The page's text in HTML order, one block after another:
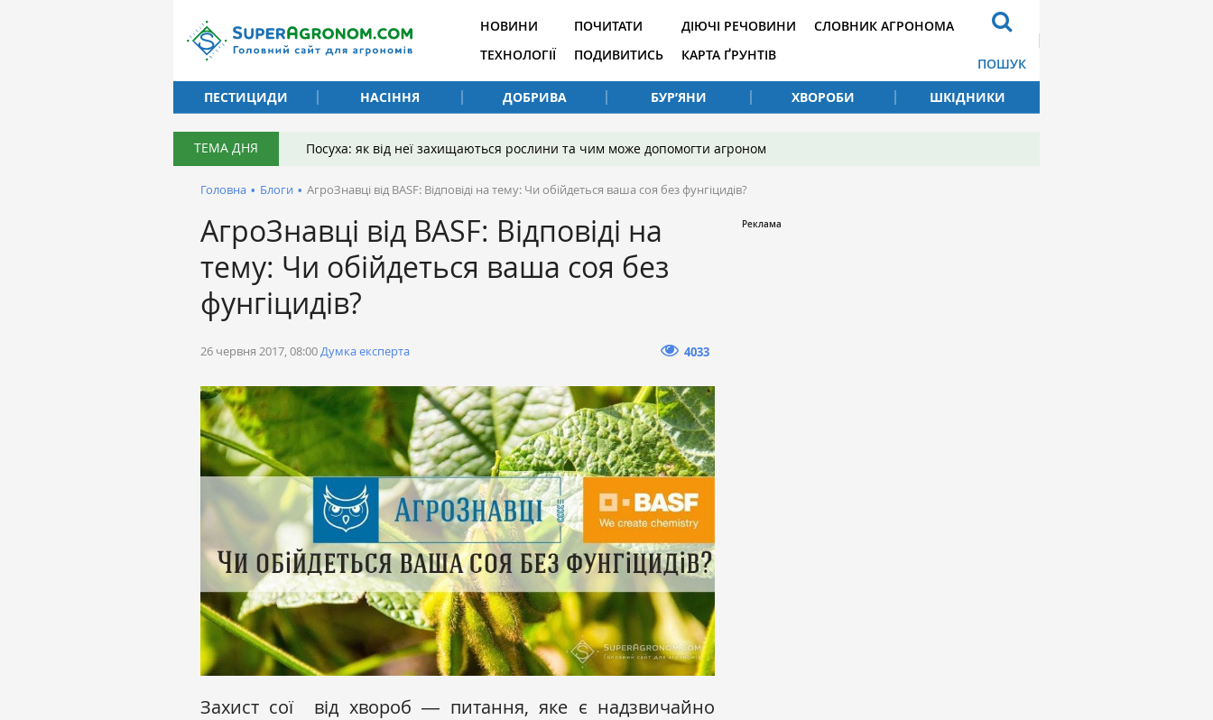
НОВИНИ
ТЕХНОЛОГІЇ
ПОЧИТАТИ
ПОДИВИТИСЬ
ДІЮЧІ РЕЧОВИНИ
КАРТА ҐРУНТІВ
СЛОВНИК АГРОНОМА
ПОШУК
ПЕСТИЦИДИ
НАСІННЯ ДОБРИВА БУР’ЯНИ ХВОРОБИ ШКІДНИКИ
ТЕМА ДНЯ Посуха: як від неї захищаються рослини та чим може допомогти агроном
Головна • Блоги • АгроЗнавці від BASF: Відповіді на тему: Чи обійдеться ваша соя без фунгіцидів?
АгроЗнавці від BASF: Відповіді на
тему: Чи обійдеться ваша соя без
фунгіцидів?
26 червня 2017, 08:00Думка експерта 4033
Захист сої від хвороб ― питання, яке є надзвичайно